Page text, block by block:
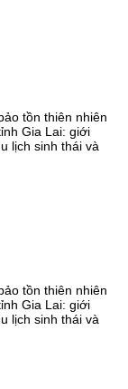
tồn thiên nhiên
Gia Lai: giới
lịch sinh thái và
tồn thiên nhiên
Gia Lai: giới
lịch sinh thái và